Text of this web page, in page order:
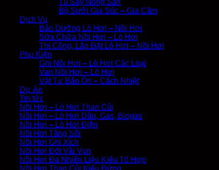
Bộ Sưởi Gia Súc – Gia Cầm
Dịch Vụ
Bảo Dưỡng Lò Hơi – Nồi Hơi
Sữa Chữa Nồi Hơi – Lò Hơi
Thi Công, Lắp Đặt Lò Hơi – Nồi Hơi
Phụ Kiện
Ghi Nồi Hơi – Lò Hơi Các Loại
Van Nồi Hơi – Lò Hơi
Vật Tư Bảo Ôn – Cách Nhiệt
Dự Án
Tin tức
Nồi Hơi – Lò Hơi Than Củi
Nồi Hơi – Lò Hơi Dầu, Gas, Biogas
Nồi Hơi – Lò Hơi Điện
Nồi Hơi Tầng Sôi
Nồi Hơi Ghi Xích
Nồi Hơi Đốt Vải Vụn
Nồi Hơi Đa Nhiên Liệu Kiểu Tổ Hợp
Nồi Hơi Than Củi Kiểu Đứng